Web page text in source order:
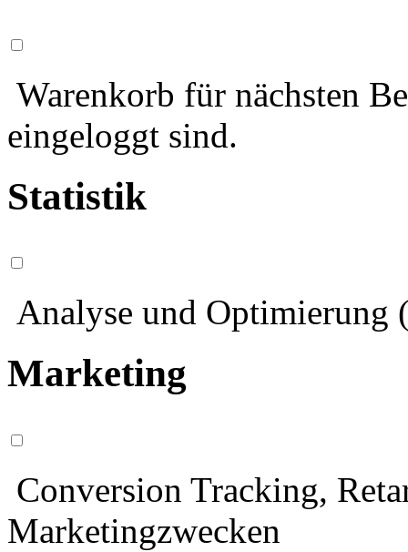
Warenkorb für nächsten
eingeloggt sind.
Statistik
Analyse und Optimierung
Marketing
Conversion Tracking,
Marketingzwecken